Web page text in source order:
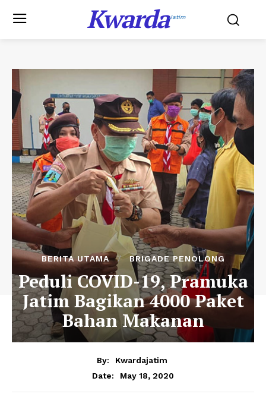
KwardaJatim
BERITA UTAMA BRIGADE PENOLONG
Peduli COVID-19, Pramuka
Jatim Bagikan 4000 Paket
Bahan Makanan
By:
Kwardajatim
Date:
May 18, 2020